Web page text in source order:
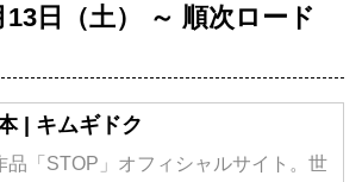
13日（土） ～ 順次ロード
| キムギドク
品「STOP」オフィシャルサイト。世